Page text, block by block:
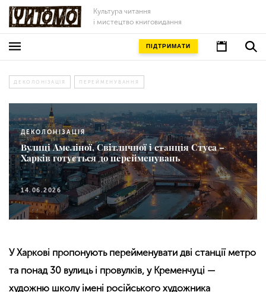
Культура читання
і мистецтво книговидання
ПІДТРИМАТИ
ДЕКОЛОНІЗАЦІЯ ПЕРЕЙМЕНУВАННЯ
ДЕКОЛОНІЗАЦІЯ
Вулиці Амеліної, Світличної і станція Стуса –
Харків готується до перейменувань
14.06.2026
У Харкові пропонують перейменувати дві станції метро
та понад 30 вулиць і провулків, у Кременчуці —
художню школу імені російського художника